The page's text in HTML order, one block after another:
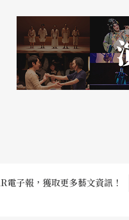
電子報，獲取更多藝文資訊！